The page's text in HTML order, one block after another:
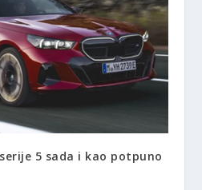
5 sada i kao potpuno